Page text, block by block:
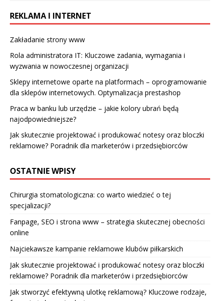
REKLAMA I INTERNET
Zakładanie strony www
Rola administratora IT: Kluczowe zadania, wymagania i
wyzwania w nowoczesnej organizacji
Sklepy internetowe oparte na platformach – oprogramowanie
dla sklepów internetowych. Optymalizacja prestashop
Praca w banku lub urzędzie – jakie kolory ubrań będą
najodpowiedniejsze?
Jak skutecznie projektować i produkować notesy oraz bloczki
reklamowe? Poradnik dla marketerów i przedsiębiorców
OSTATNIE WPISY
Chirurgia stomatologiczna: co warto wiedzieć o tej
specjalizacji?
Fanpage, SEO i strona www – strategia skutecznej obecności
online
Najciekawsze kampanie reklamowe klubów piłkarskich
Jak skutecznie projektować i produkować notesy oraz bloczki
reklamowe? Poradnik dla marketerów i przedsiębiorców
Jak stworzyć efektywną ulotkę reklamową? Kluczowe rodzaje,